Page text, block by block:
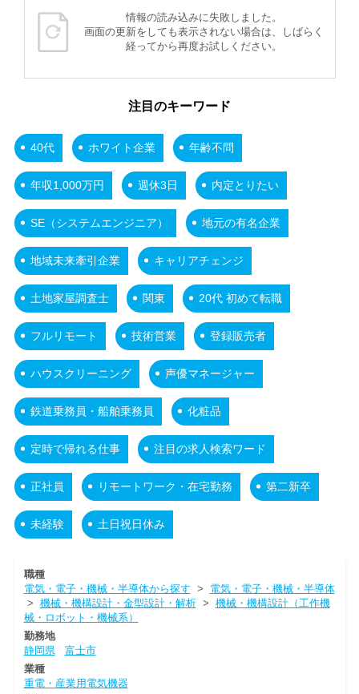
情報の読み込みに失敗しました。
画面の更新をしても表示されない場合は、しばらく
経ってから再度お試しください。
注目のキーワード
40代 ホワイト企業 年齢不問
年収1,000万円 週休3日 内定とりたい
SE（システムエンジニア） 地元の有名企業
地域未来牽引企業 キャリアチェンジ
土地家屋調査士 関東 20代 初めて転職
フルリモート 技術営業 登録販売者
ハウスクリーニング 声優マネージャー
鉄道乗務員・船舶乗務員 化粧品
定時で帰れる仕事 注目の求人検索ワード
正社員 リモートワーク・在宅勤務 第二新卒
未経験 土日祝日休み
職種
電気・電子・機械・半導体から探す > 電気・電子・機械・半導体
> 機械・機構設計・金型設計・解析> 機械・機構設計（工作機
械・ロボット・機械系）
勤務地
静岡県
富士市
業種
重電・産業用電気機器